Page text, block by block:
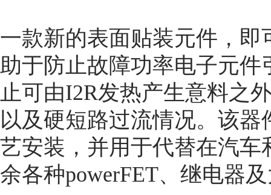
一款新的表面贴装元件，即
助于防止故障功率电子元
止可由I2R发热产生意料之
以及硬短路过流情况。该
艺安装，并用于代替在汽
余各种powerFET、继电器